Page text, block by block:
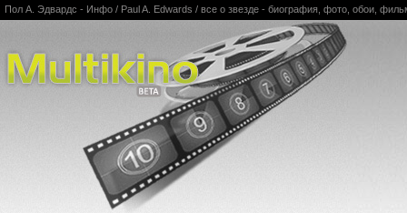
Multikino
Пол А. Эдвардс - Инфо / Paul A. Edwards / все о звезде - биография, фото, обои,